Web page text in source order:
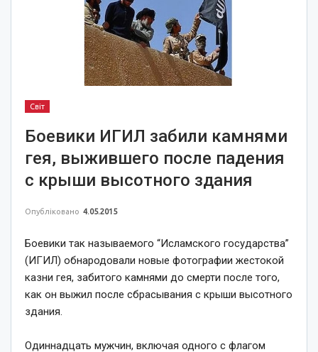
Світ
Боевики ИГИЛ забили камнями
гея, выжившего после падения
с крыши высотного здания
Опубліковано 4.05.2015
Боевики так называемого “Исламского государства”
(ИГИЛ) обнародовали новые фотографии жестокой
казни гея, забитого камнями до смерти после того,
как он выжил после сбрасывания с крыши высотного
здания.
Одиннадцать мужчин, включая одного с флагом